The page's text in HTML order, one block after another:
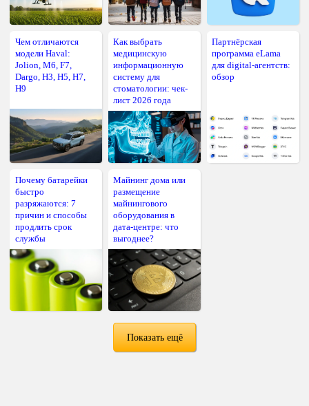
Чем отличаются
модели Haval:
Jolion, M6, F7,
Dargo, H3, H5, H7,
H9
Как выбрать
медицинскую
информационную
систему для
стоматологии: чек-
лист 2026 года
Партнёрская
программа eLama
для digital-агентств:
обзор
Почему батарейки
быстро
разряжаются: 7
причин и способы
продлить срок
службы
Майнинг дома или
размещение
майнингового
оборудования в
дата-центре: что
выгоднее?
Показать ещё